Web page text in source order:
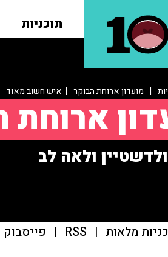
תוכניות
| מועדון ארוחת הבוקר | איש חשוב מאוד
ארוחת
ולאה לב
מלאות |
RSS
| פייסבוק